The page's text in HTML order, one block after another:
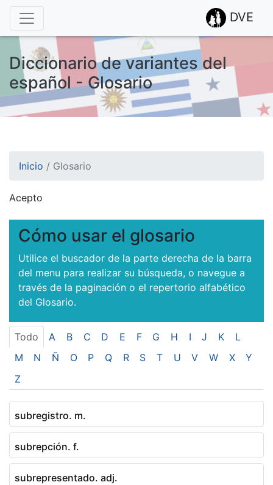
DVE
Diccionario de variantes del
español - Glosario
Inicio / Glosario
Acepto
Esto nos ayuda a recolectar estadísticas de las visitas.
Cómo usar el glosario
Utilice el buscador de la parte derecha de la barra
del menu para realizar su búsqueda, o navegue a
través de la paginación o el repertorio alfabético
del Glosario.
Todo A B C D E F G H I J K
L
M
N Ñ O P Q R S T U V W X
Y
Z
subregistro. m.
subrepción. f.
subrepresentado. adj.